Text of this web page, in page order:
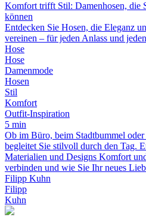
Komfort trifft Stil: Damenhosen, die
können
Entdecken Sie Hosen, die Eleganz
vereinen – für jeden Anlass und
Hose
Hose
Damenmode
Hosen
Stil
Komfort
Outfit-Inspiration
5 min
Ob im Büro, beim Stadtbummel
begleitet Sie stilvoll durch den Tag.
Materialien und Designs Komfort
verbinden und wie Sie Ihr neues
Filipp Kuhn
Filipp
Kuhn